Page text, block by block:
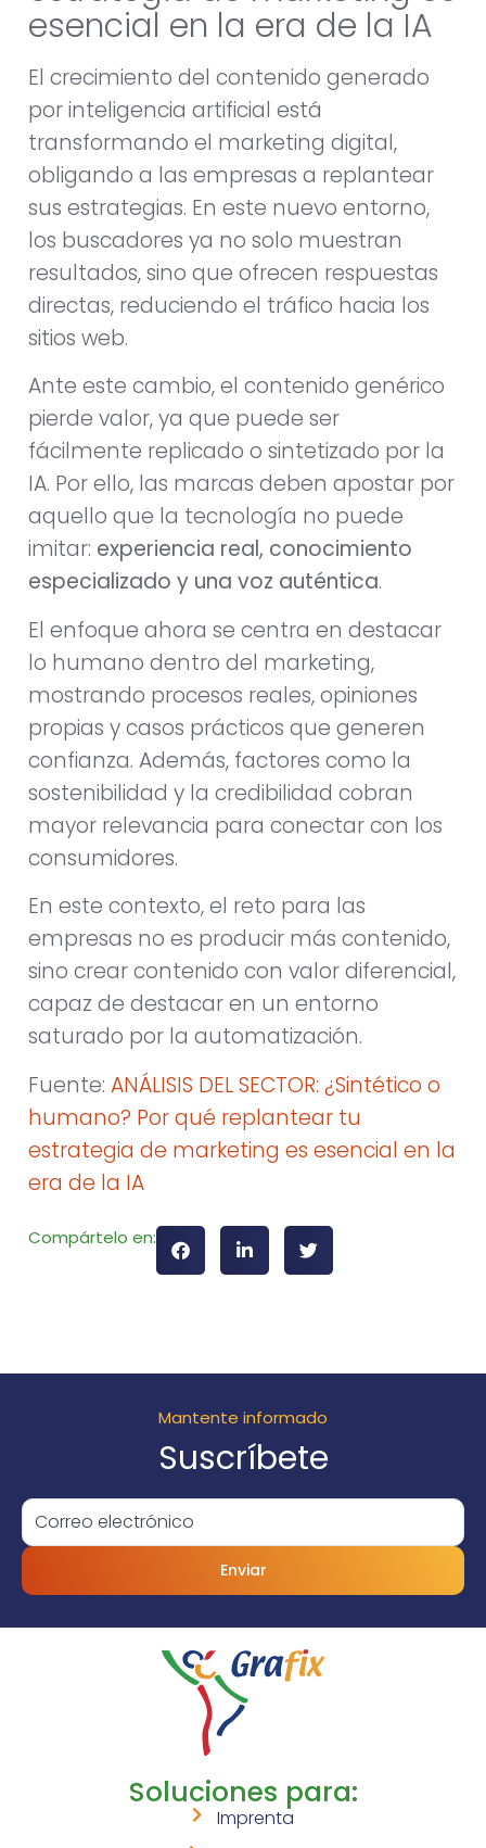
esencial en la era de la IA
El crecimiento del contenido generado
por inteligencia artificial está
transformando el marketing digital,
obligando a las empresas a replantear
sus estrategias. En este nuevo entorno,
los buscadores ya no solo muestran
resultados, sino que ofrecen respuestas
directas, reduciendo el tráfico hacia los
sitios web.
Ante este cambio, el contenido genérico
pierde valor, ya que puede ser
fácilmente replicado o sintetizado por la
IA. Por ello, las marcas deben apostar por
aquello que la tecnología no puede
imitar: experiencia real, conocimiento
especializado y una voz auténtica.
El enfoque ahora se centra en destacar
lo humano dentro del marketing,
mostrando procesos reales, opiniones
propias y casos prácticos que generen
confianza. Además, factores como la
sostenibilidad y la credibilidad cobran
mayor relevancia para conectar con los
consumidores.
En este contexto, el reto para las
empresas no es producir más contenido,
sino crear contenido con valor diferencial,
capaz de destacar en un entorno
saturado por la automatización.
Fuente: ANÁLISIS DEL SECTOR: ¿Sintético o
humano? Por qué replantear tu
estrategia de marketing es esencial en la
era de la IA
Compártelo en:
Mantente informado
Suscríbete
Enviar
Soluciones para:
Imprenta